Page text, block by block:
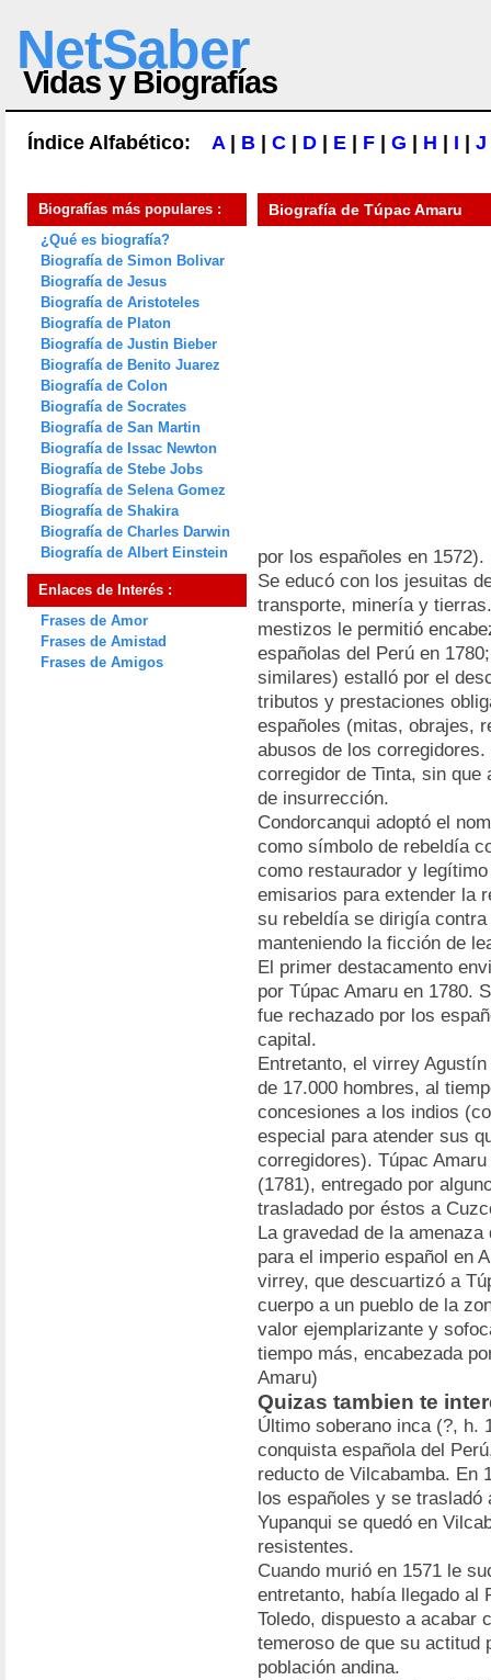
NetSaber
Vidas y Biografías
Índice Alfabético: A| B C D E F G H I J
Biografías más populares :
¿Qué es biografía?
Biografía de Simon Bolivar
Biografía de Jesus
Biografía de Aristoteles
Biografía de Platon
Biografía de Justin Bieber
Biografía de Benito Juarez
Biografía de Colon
Biografía de Socrates
Biografía de San Martin
Biografía de Issac Newton
Biografía de Stebe Jobs
Biografía de Selena Gomez
Biografía de Shakira
Biografía de Charles Darwin
Biografía de Albert Einstein
Enlaces de Interés :
Frases de Amor
Frases de Amistad
Frases de Amigos
Biografía de Túpac Amaru
por los españoles en 1572).
Se educó con los jesuitas
transporte, minería y
mestizos le permitió
españolas del Perú en
similares) estalló por el
tributos y prestaciones
españoles (mitas, obrajes,
abusos de los
corregidor de Tinta, sin que
de insurrección.
Condorcanqui adoptó el
como símbolo de rebeldía
como restaurador y
emisarios para extender la
su rebeldía se dirigía
manteniendo la ficción de
El primer destacamento
por Túpac Amaru en 1780.
fue rechazado por los
capital.
Entretanto, el virrey
de 17.000 hombres, al
concesiones a los indios
especial para atender sus
corregidores). Túpac
(1781), entregado por
trasladado por éstos a
La gravedad de la
para el imperio español en
virrey, que descuartizó a
cuerpo a un pueblo de la
valor ejemplarizante y
tiempo más, encabezada
Amaru)
Quizas tambien te
Último soberano inca (?, h.
conquista española del
reducto de Vilcabamba. En
los españoles y se trasladó
Yupanqui se quedó en
resistentes.
Cuando murió en 1571 le
entretanto, había llegado al
Toledo, dispuesto a acabar
temeroso de que su actitud
población andina.